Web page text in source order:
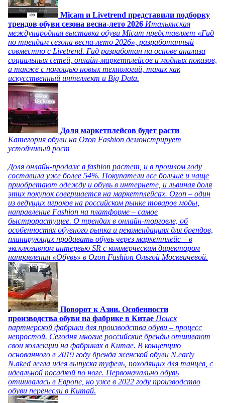
Micam и Livetrend представили подборку
трендов обуви сезона весна-лето 2026 Итальянская
международная выставка обуви Micam представляет «Гид
по трендам сезона весна-лето 2026», разработанный
совместно с Livetrend. Гид разработан на основе анализа
социальных сетей, онлайн-маркетплейсов и модных показов,
а также с помощью новых технологий, таких как
искусственный интеллект и Big Data.
Доля маркетплейсов будет расти
Категория обуви на Ozon Fashion демонстрирует
устойчивый рост
Доля онлайн-продаж в fashion растет, и в прошлом году
составила уже более 54%. Покупатели все больше и чаще
приобретают одежду и обувь в интернете, и львиная доля
этих покупок совершается на маркетплейсах. Ozon – один
из ведущих игроков на российском рынке товаров моды,
направление Fashion на платформе – самое
быстрорастущее. О трендах в онлайн-торговле, об
особенностях обувного рынка и рекомендациях для брендов,
планирующих продавать обувь через маркетплейс – в
эксклюзивном интервью SR с коммерческим директором
направления «Обувь» в Ozon Fashion Ольгой Москвичевой.
Поворот к Азии. Особенности
производства обуви на фабрике в Китае Поиск
партнерской фабрики для производства обуви – процесс
непростой. Сегодня многие российские бренды отшивают
свои коллекции на фабриках в Китае. В концепцию
основанного в 2019 году бренда женской обуви N.early
N.aked легла идея выпуска туфель, походящих для танцев, с
идеальной посадкой по ноге. Первоначально обувь
отшивалась в Европе, но уже в 2022 году производство
обуви перенесли в Китай.